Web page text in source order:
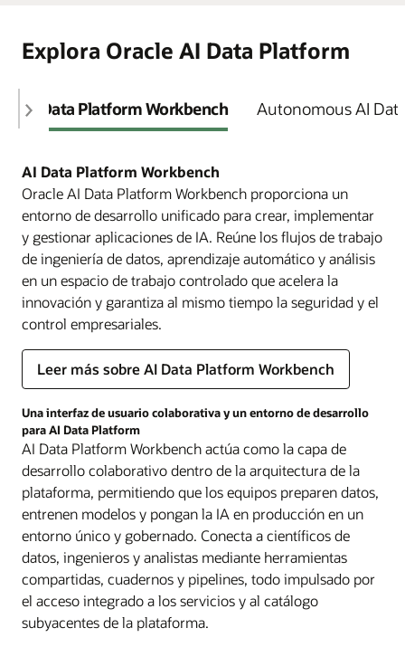
Explora Oracle AI Data Platform
AI Data Platform Workbench Autonomous AI
AI Data Platform Workbench
Oracle AI Data Platform Workbench proporciona un
entorno de desarrollo unificado para crear, implementar
y gestionar aplicaciones de IA. Reúne los flujos de trabajo
de ingeniería de datos, aprendizaje automático y análisis
en un espacio de trabajo controlado que acelera la
innovación y garantiza al mismo tiempo la seguridad y el
control empresariales.
Leer más sobre AI Data Platform Workbench
Una interfaz de usuario colaborativa y un entorno de desarrollo
para AI Data Platform
AI Data Platform Workbench actúa como la capa de
desarrollo colaborativo dentro de la arquitectura de la
plataforma, permitiendo que los equipos preparen datos,
entrenen modelos y pongan la IA en producción en un
entorno único y gobernado. Conecta a científicos de
datos, ingenieros y analistas mediante herramientas
compartidas, cuadernos y pipelines, todo impulsado por
el acceso integrado a los servicios y al catálogo
subyacentes de la plataforma.